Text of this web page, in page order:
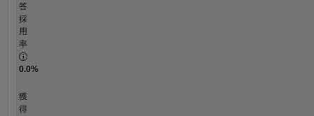
答
採
用
率
0.0%
獲
得